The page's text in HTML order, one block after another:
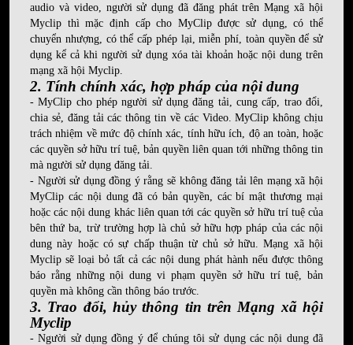
audio và video, người sử dụng đã đăng phát trên Mạng xã hội
Myclip thì mặc định cấp cho MyClip được sử dụng, có thể
chuyển nhượng, có thể cấp phép lại, miễn phí, toàn quyền để sử
dụng kể cả khi người sử dụng xóa tài khoản hoặc nội dung trên
mạng xã hội Myclip.
2. Tính chính xác, hợp pháp của nội dung
- MyClip cho phép người sử dụng đăng tải, cung cấp, trao đổi,
chia sẻ, đăng tải các thông tin về các Video. MyClip không chịu
trách nhiệm về mức độ chính xác, tính hữu ích, độ an toàn, hoặc
các quyền sở hữu trí tuệ, bản quyền liên quan tới những thông tin
mà người sử dụng đăng tải.
- Người sử dụng đồng ý rằng sẽ không đăng tải lên mạng xã hội
MyClip các nội dung đã có bản quyền, các bí mật thương mại
hoặc các nội dung khác liên quan tới các quyền sở hữu trí tuệ của
bên thứ ba, trừ trường hợp là chủ sở hữu hợp pháp của các nội
dung này hoặc có sự chấp thuận từ chủ sở hữu. Mạng xã hội
Myclip sẽ loại bỏ tất cả các nội dung phát hành nếu được thông
báo rằng những nội dung vi phạm quyền sở hữu trí tuệ, bản
quyền mà không cần thông báo trước.
3. Trao đổi, hủy thông tin trên Mạng xã hội
Myclip
- Người sử dụng đồng ý để chúng tôi sử dụng các nội dung đã